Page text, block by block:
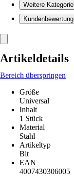
Weitere
Artikeldetails
Bereich überspringen
Größe
Universal
Inhalt
1 Stück
Material
Stahl
Artikeltyp
Bit
EAN
4007430306005